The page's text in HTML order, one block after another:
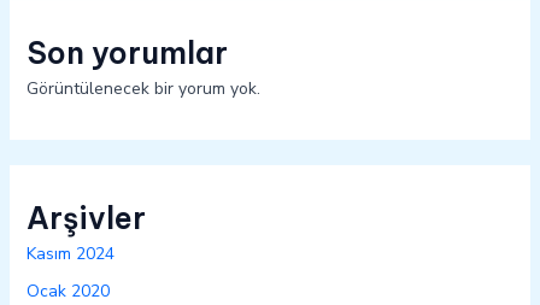
Son yorumlar
Görüntülenecek bir yorum yok.
Arşivler
Kasım 2024
Ocak 2020